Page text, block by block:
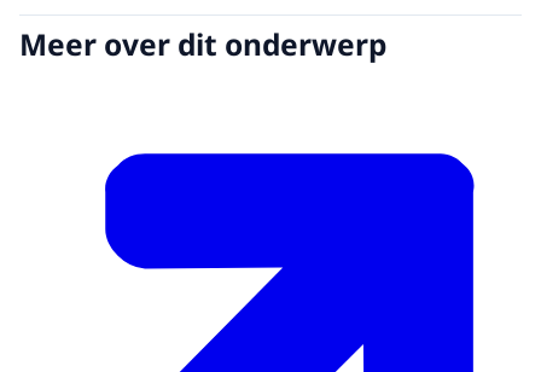
Meer over dit onderwerp